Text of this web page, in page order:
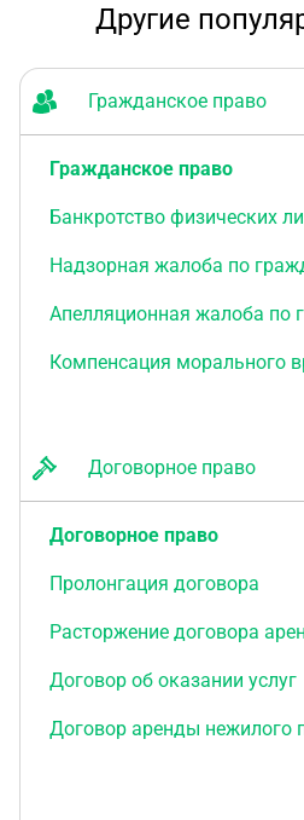
Другие
Гражданское право
Гражданское право
Банкротство физических
Надзорная жалоба по
Апелляционная жалоба по
Компенсация морального
Договорное право
Договорное право
Пролонгация договора
Расторжение договора
Договор об оказании услуг
Договор аренды нежилого